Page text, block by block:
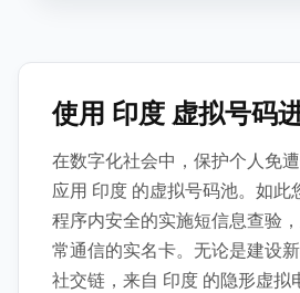
使用 印度 虚拟号码
在数字化社会中，保护个人免
应用 印度 的虚拟号码池。如此
程序内安全的实施短信息查验
常通信的实名卡。无论是建设
社交链，来自 印度 的隐形虚拟